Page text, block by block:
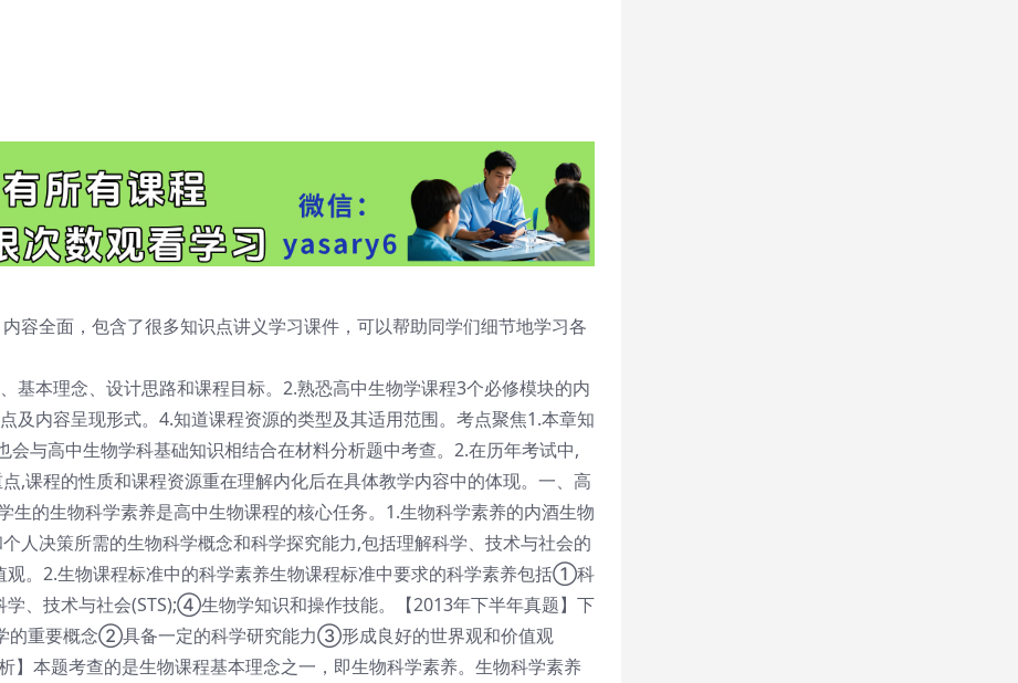
容全面，包含了很多知识点讲义学习课件，可以帮助同学们细节地学习各
基本理念、设计思路和课程目标。2.熟恐高中生物学课程3个必修模块的内
及内容呈现形式。4.知道课程资源的类型及其适用范围。考点聚焦1.本章知
与高中生物学科基础知识相结合在材料分析题中考查。2.在历年考试中,
,课程的性质和课程资源重在理解内化后在具体教学内容中的体现。一、高
生的生物科学素养是高中生物课程的核心任务。1.生物科学素养的内酒生物
人决策所需的生物科学概念和科学探究能力,包括理解科学、技术与社会的
。2.生物课程标准中的科学素养生物课程标准中要求的科学素养包括①科
技术与社会(STS);④生物学知识和操作技能。【2013年下半年真题】下
的重要概念②具备一定的科学研究能力③形成良好的世界观和价值观
的是生物课程基本理念之一，即生物科学素养。生物科学素养